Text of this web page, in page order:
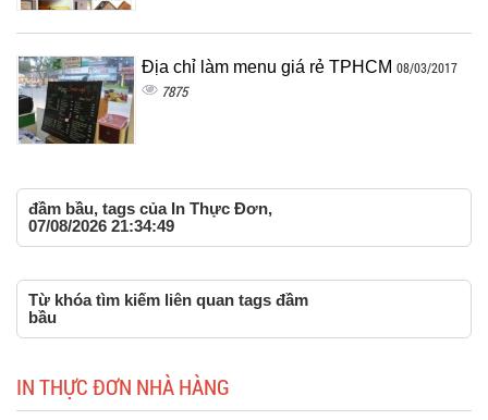
Địa chỉ làm menu giá rẻ TPHCM 08/03/2017
7875
đầm bầu, tags của In Thực Đơn,
07/08/2026 21:34:49
Từ khóa tìm kiếm liên quan tags đầm
bầu
IN THỰC ĐƠN NHÀ HÀNG